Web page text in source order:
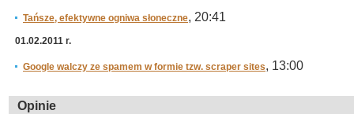
Tańsze, efektywne ogniwa słoneczne, 20:41
01.02.2011 r.
Google walczy ze spamem w formie tzw. scraper sites, 13:00
Opinie